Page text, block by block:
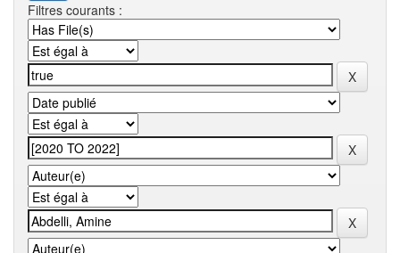
Filtres courants :